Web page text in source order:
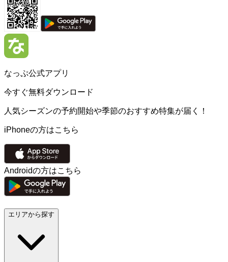
なっぷ公式アプリ
今すぐ無料ダウンロード
人気シーズンの予約開始や季節のおすすめ特集が届く！
iPhoneの方はこちら
Androidの方はこちら
エリアから探す